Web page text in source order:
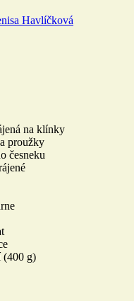
Havlíčková
na klínky
proužky
česneku
(400 g)